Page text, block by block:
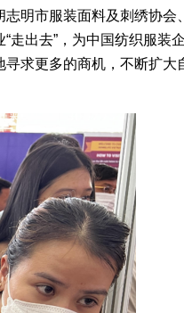
明市服装面料及刺绣协会
走出去”，为中国纺织服装
求更多的商机，不断扩大